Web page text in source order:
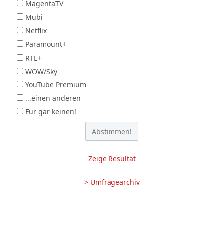
MagentaTV
Mubi
Netflix
Paramount+
RTL+
WOW/Sky
YouTube Premium
...einen anderen
Für gar keinen!
Zeige Resultat
> Umfragearchiv